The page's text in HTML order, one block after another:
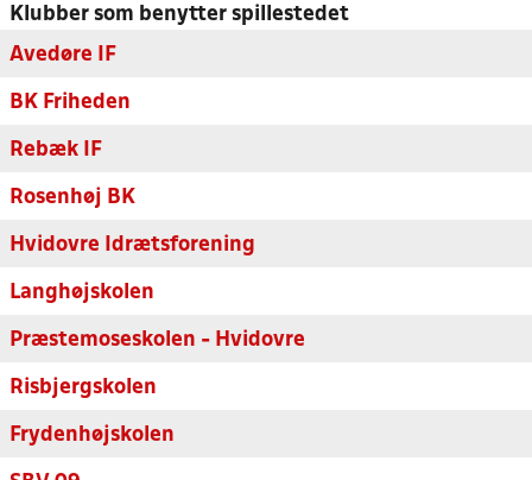
Klubber som benytter spillestedet
Avedøre IF
BK Friheden
Rebæk IF
Rosenhøj BK
Hvidovre Idrætsforening
Langhøjskolen
Præstemoseskolen - Hvidovre
Risbjergskolen
Frydenhøjskolen